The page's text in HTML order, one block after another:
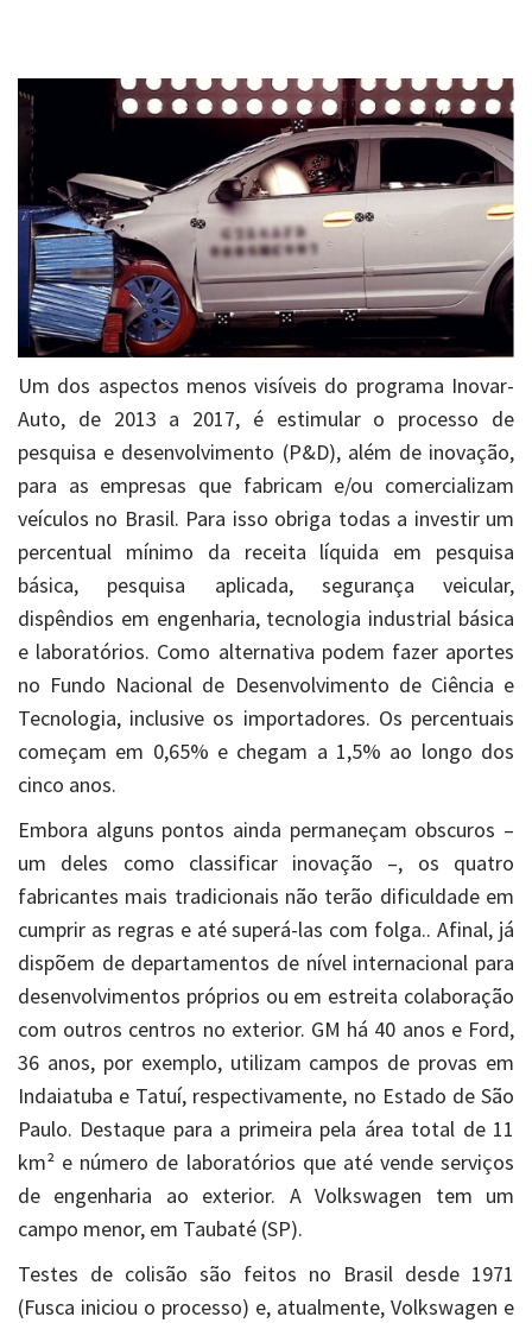
Um dos aspectos menos visíveis do programa Inovar-
Auto, de 2013 a 2017, é estimular o processo de
pesquisa e desenvolvimento (P&D), além de inovação,
para as empresas que fabricam e/ou comercializam
veículos no Brasil. Para isso obriga todas a investir um
percentual mínimo da receita líquida em pesquisa
básica, pesquisa aplicada, segurança veicular,
dispêndios em engenharia, tecnologia industrial básica
e laboratórios. Como alternativa podem fazer aportes
no Fundo Nacional de Desenvolvimento de Ciência e
Tecnologia, inclusive os importadores. Os percentuais
começam em 0,65% e chegam a 1,5% ao longo dos
cinco anos.
Embora alguns pontos ainda permaneçam obscuros –
um deles como classificar inovação –, os quatro
fabricantes mais tradicionais não terão dificuldade em
cumprir as regras e até superá-las com folga.. Afinal, já
dispõem de departamentos de nível internacional para
desenvolvimentos próprios ou em estreita colaboração
com outros centros no exterior. GM há 40 anos e Ford,
36 anos, por exemplo, utilizam campos de provas em
Indaiatuba e Tatuí, respectivamente, no Estado de São
Paulo. Destaque para a primeira pela área total de 11
km² e número de laboratórios que até vende serviços
de engenharia ao exterior. A Volkswagen tem um
campo menor, em Taubaté (SP).
Testes de colisão são feitos no Brasil desde 1971
(Fusca iniciou o processo) e, atualmente, Volkswagen e